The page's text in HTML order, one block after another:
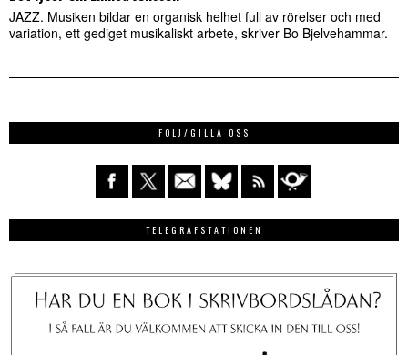
JAZZ. Musiken bildar en organisk helhet full av rörelser och med
variation, ett gediget musikaliskt arbete, skriver Bo Bjelvehammar.
FÖLJ/GILLA OSS
TELEGRAFSTATIONEN